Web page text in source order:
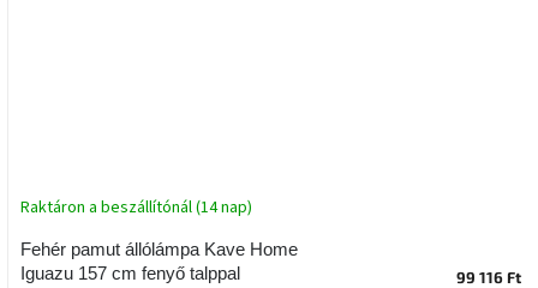
Belső
tavaszi
színekben
Fehér pamut állólámpa Kave Home
Iguazu 157 cm fenyő talppal
Raktáron a beszállítónál (14 nap)
99 116 Ft